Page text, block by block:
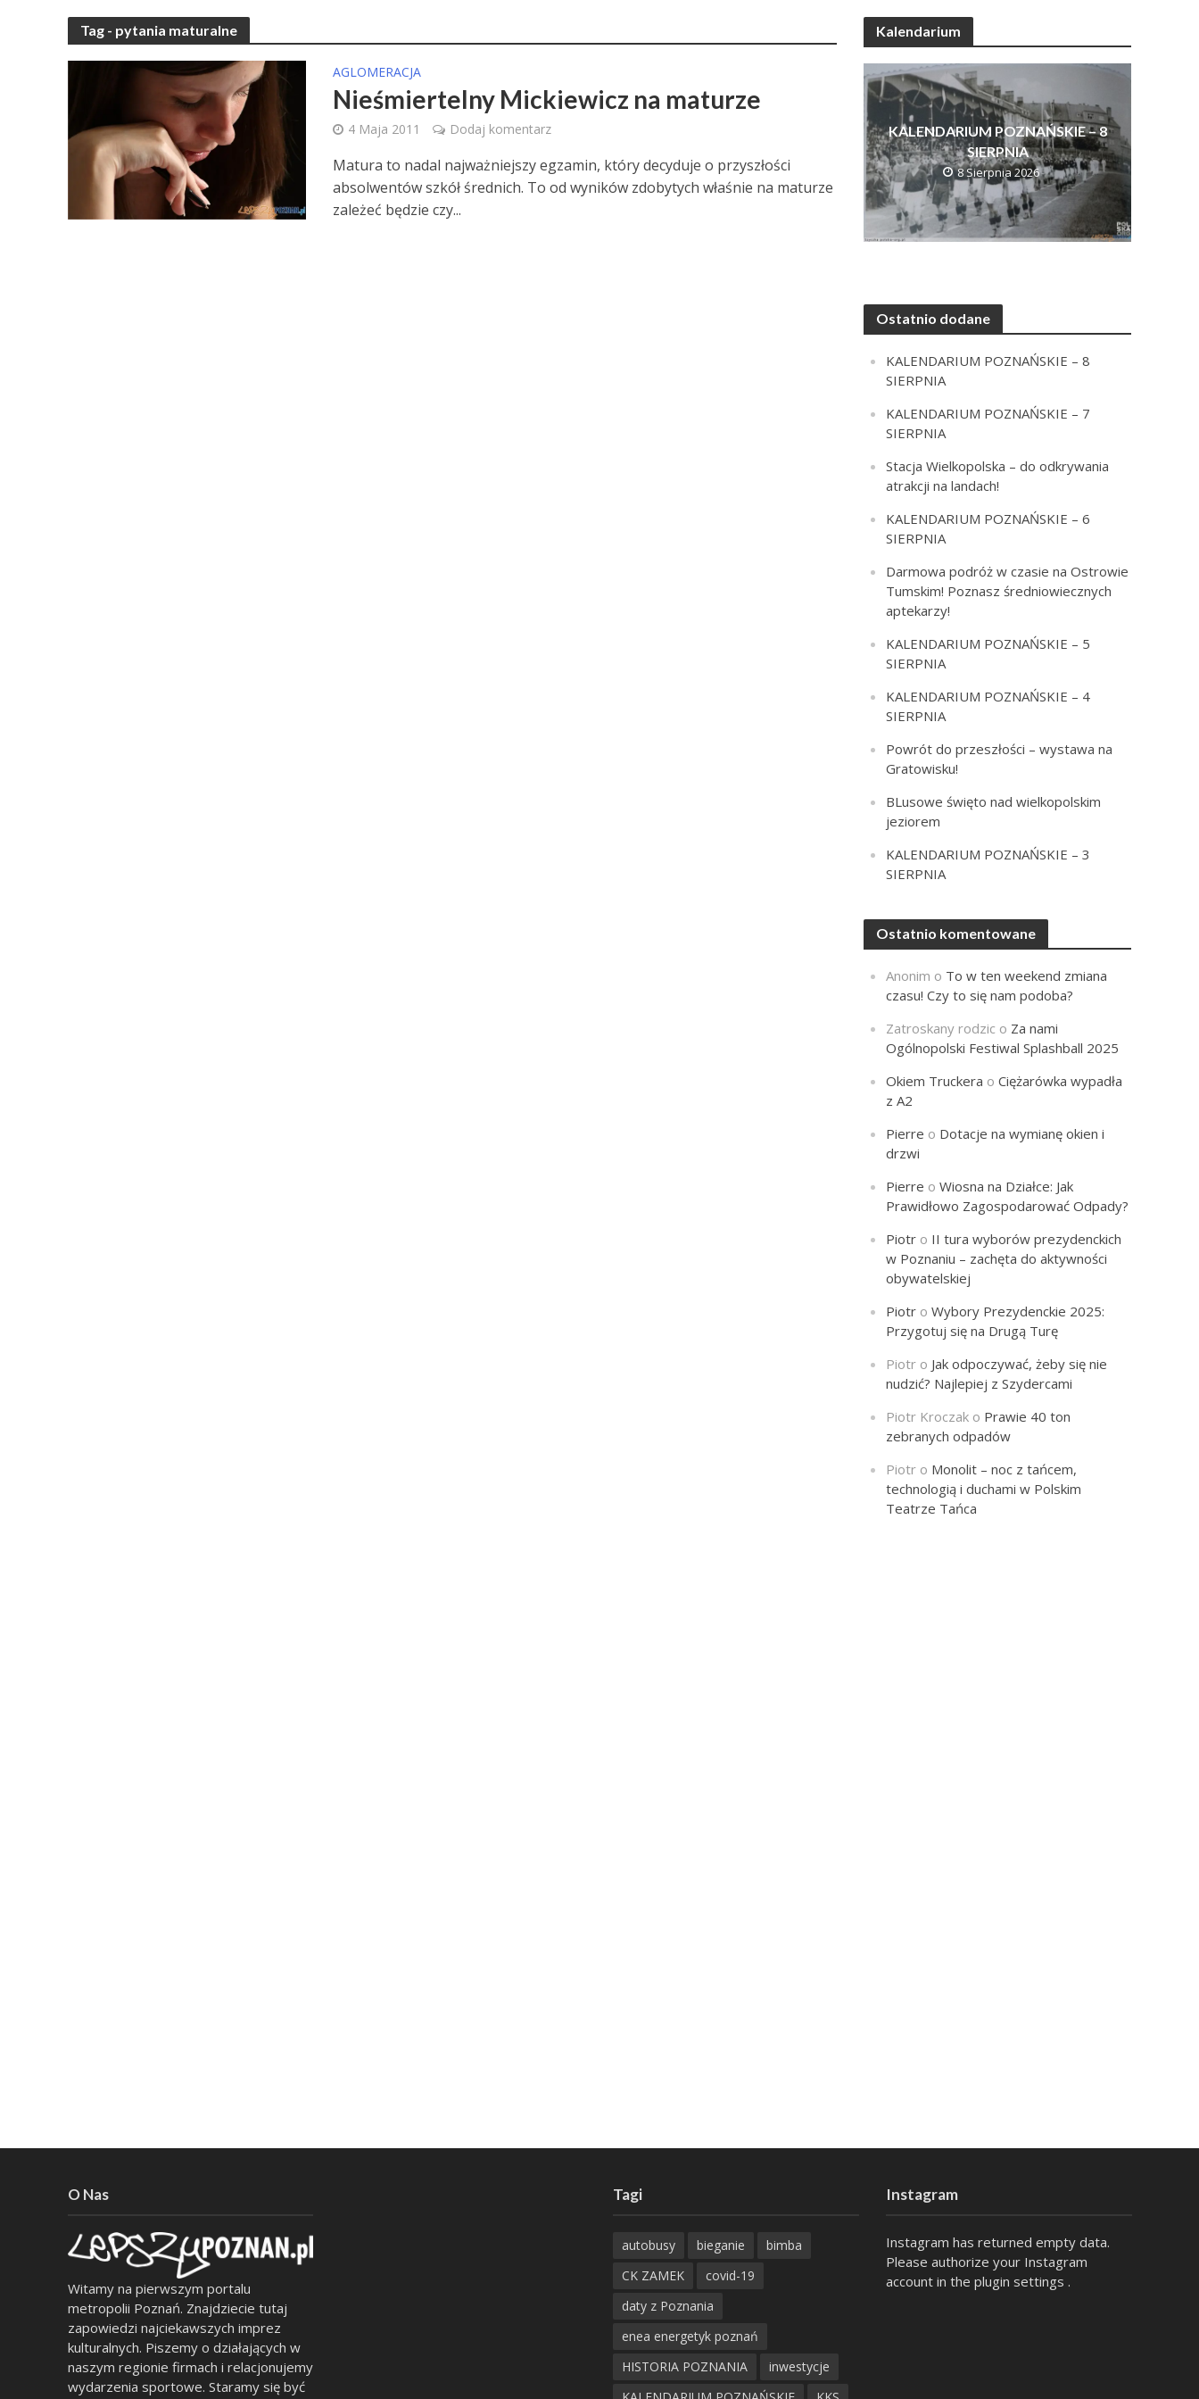
Tag - pytania maturalne
AGLOMERACJA
Nieśmiertelny Mickiewicz na maturze
4 Maja 2011 Dodaj komentarz
Matura to nadal najważniejszy egzamin, który decyduje o przyszłości
absolwentów szkół średnich. To od wyników zdobytych właśnie na maturze
zależeć będzie czy...
Kalendarium
KALENDARIUM POZNAŃSKIE – 8
SIERPNIA
8 Sierpnia 2026
Ostatnio dodane
KALENDARIUM POZNAŃSKIE – 8
SIERPNIA
KALENDARIUM POZNAŃSKIE – 7
SIERPNIA
Stacja Wielkopolska – do odkrywania
atrakcji na landach!
KALENDARIUM POZNAŃSKIE – 6
SIERPNIA
Darmowa podróż w czasie na Ostrowie
Tumskim! Poznasz średniowiecznych
aptekarzy!
KALENDARIUM POZNAŃSKIE – 5
SIERPNIA
KALENDARIUM POZNAŃSKIE – 4
SIERPNIA
Powrót do przeszłości – wystawa na
Gratowisku!
BLusowe święto nad wielkopolskim
jeziorem
KALENDARIUM POZNAŃSKIE – 3
SIERPNIA
Ostatnio komentowane
Anonim o To w ten weekend zmiana
czasu! Czy to się nam podoba?
Zatroskany rodzic o Za nami
Ogólnopolski Festiwal Splashball 2025
Okiem Truckera oCiężarówka wypadła
z A2
Pierre o Dotacje na wymianę okien i
drzwi
Pierre oWiosna na Działce: Jak
Prawidłowo Zagospodarować Odpady?
Piotr o II tura wyborów prezydenckich
w Poznaniu – zachęta do aktywności
obywatelskiej
Piotr oWybory Prezydenckie 2025:
Przygotuj się na Drugą Turę
Piotr o Jak odpoczywać, żeby się nie
nudzić? Najlepiej z Szydercami
Piotr Kroczak o Prawie 40 ton
zebranych odpadów
Piotr o Monolit – noc z tańcem,
technologią i duchami w Polskim
Teatrze Tańca
O Nas
Witamy na pierwszym portalu
metropolii Poznań. Znajdziecie tutaj
zapowiedzi najciekawszych imprez
kulturalnych. Piszemy o działających w
naszym regionie firmach i relacjonujemy
wydarzenia sportowe. Staramy się być
Tagi
autobusy bieganie
bimba
CK ZAMEK
covid-19
daty z Poznania
enea energetyk poznań
HISTORIA POZNANIA
inwestycje
Instagram
Instagram has returned empty data.
Please authorize your Instagram
account in the plugin settings .